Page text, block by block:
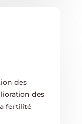
des
des
fertilité